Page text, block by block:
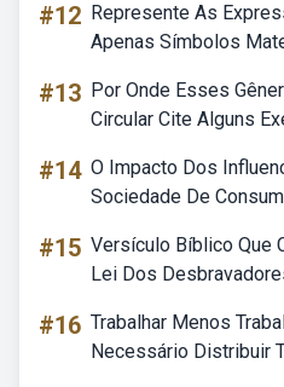
#12 Represente As
Apenas Símbolos
#13 Por Onde Esses
Circular Cite Alguns
#14 O Impacto Dos
Sociedade De
#15 Versículo Bíblico Que
Lei Dos
#16 Trabalhar Menos
Necessário Distribuir